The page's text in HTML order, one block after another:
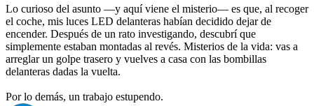
Lo curioso del asunto —y aquí viene el misterio— es que, al recoger
el coche, mis luces LED delanteras habían decidido dejar de
encender. Después de un rato investigando, descubrí que
simplemente estaban montadas al revés. Misterios de la vida: vas a
arreglar un golpe trasero y vuelves a casa con las bombillas
delanteras dadas la vuelta.
Por lo demás, un trabajo estupendo.